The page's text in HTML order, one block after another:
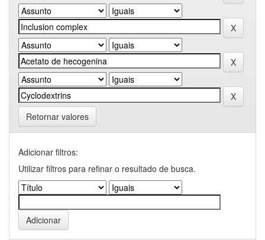
Retornar valores
Adicionar filtros:
Utilizar filtros para refinar o resultado de busca.